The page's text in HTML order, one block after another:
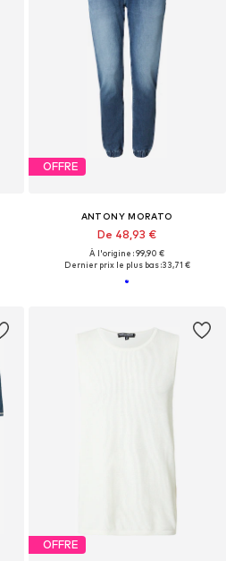
OFFRE
ANTONY MORATO
De 48,93 €
À l'origine : 99,90 €
Dernier prix le plus bas :33,71 €
OFFRE